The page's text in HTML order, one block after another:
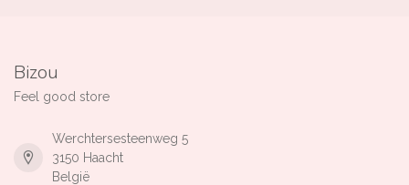
Bizou
Feel good store
Werchtersesteenweg 5
3150 Haacht
België